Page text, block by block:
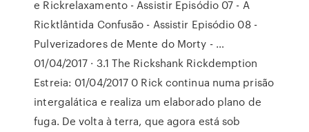
e Rickrelaxamento - Assistir Episódio 07 - A
Ricktlântida Confusão - Assistir Episódio 08 -
Pulverizadores de Mente do Morty - …
01/04/2017 · 3.1 The Rickshank Rickdemption
Estreia: 01/04/2017 0 Rick continua numa prisão
intergalática e realiza um elaborado plano de
fuga. De volta à terra, que agora está sob